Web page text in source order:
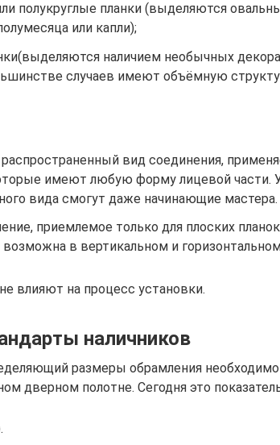
полукруглые планки (выделяются
или капли);
наличием необычных
случаев имеют объёмную
вид соединения,
имеют любую форму лицевой части.
вида смогут даже начинающие мастера.
приемлемое только для плоских
в вертикальном и
влияют на процесс установки.
наличников
размеры обрамления
дверном полотне. Сегодня это